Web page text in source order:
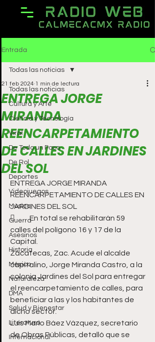
Entrada
Todas las noticias
Cultura y Arte
Ciencia y Tecnología
Viral
De Todo un Poco
De Rol
Deportes
Videojuegos
Música
Guerra
Asesinos
Historia
México
Naturaleza
DMA
Salud y Bienestar
Literatura
Internacional
Todas las noticias
ENTREGA JORGE
MIRANDA
REENCARPETAMIENTO
DE CALLES EN JARDINES
DEL SOL
21 feb 2024 1 min de lectura
ENTREGA JORGE MIRANDA
REENCARPETAMIENTO DE CALLES EN
JARDINES DEL SOL
	En total se rehabilitarán 59
calles del polígono 16 y 17 de la
Capital.
Zacatecas, Zac. Acude el alcalde
capitalino, Jorge Miranda Castro, a la
colonia Jardines del Sol para entregar
el reencarpetamiento de calles, para
beneficiar a las y los habitantes de
dicho sector.
Luis Mario Báez Vázquez, secretario
de Obras Públicas, detalló que se